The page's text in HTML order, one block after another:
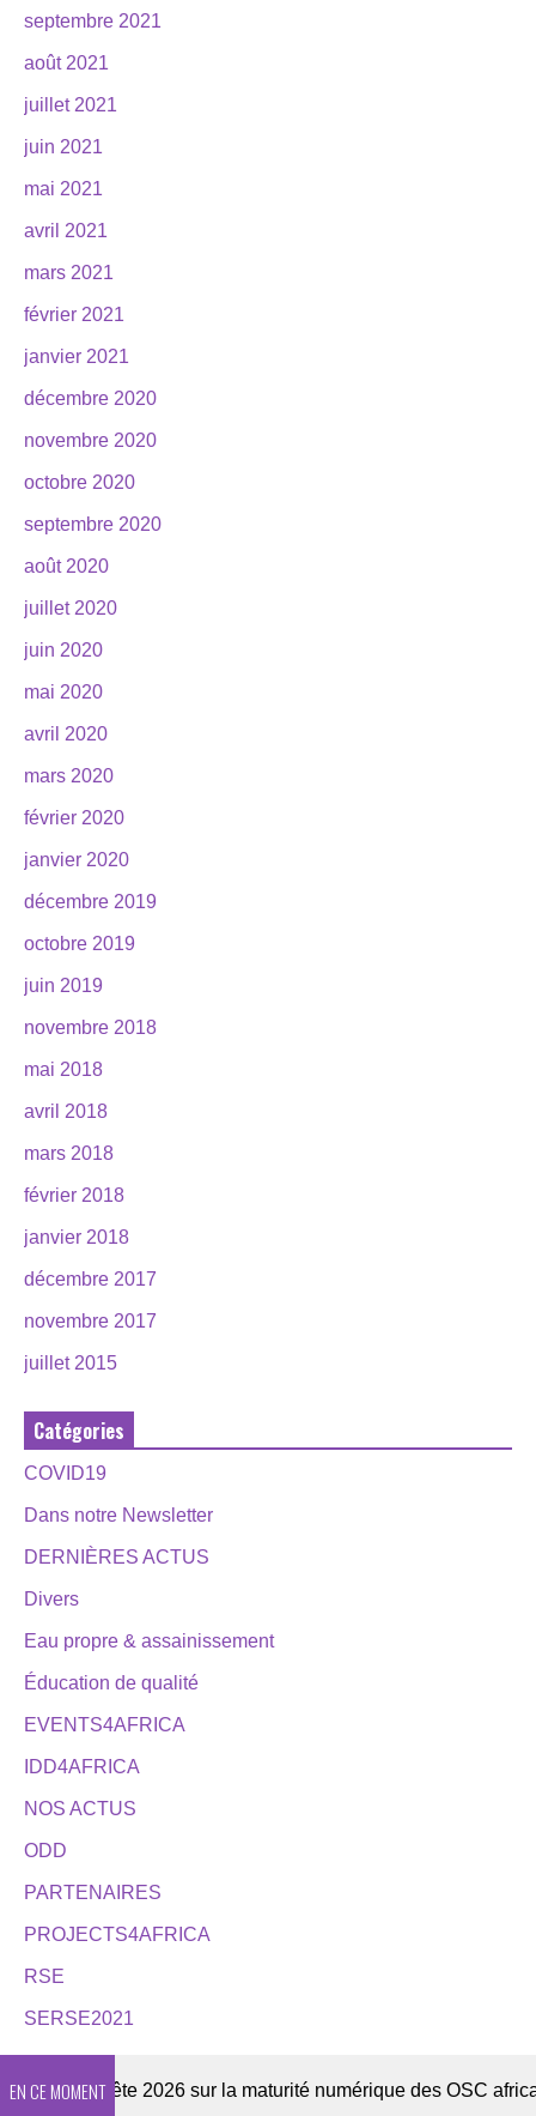
septembre 2021
août 2021
juillet 2021
juin 2021
mai 2021
avril 2021
mars 2021
février 2021
janvier 2021
décembre 2020
novembre 2020
octobre 2020
septembre 2020
août 2020
juillet 2020
juin 2020
mai 2020
avril 2020
mars 2020
février 2020
janvier 2020
décembre 2019
octobre 2019
juin 2019
novembre 2018
mai 2018
avril 2018
mars 2018
février 2018
janvier 2018
décembre 2017
novembre 2017
juillet 2015
Catégories
COVID19
Dans notre Newsletter
DERNIÈRES ACTUS
Divers
Eau propre & assainissement
Éducation de qualité
EVENTS4AFRICA
IDD4AFRICA
NOS ACTUS
ODD
PARTENAIRES
PROJECTS4AFRICA
RSE
SERSE2021
EN CE MOMENT
Enquête 2026 sur la maturité numérique des OSC africaines